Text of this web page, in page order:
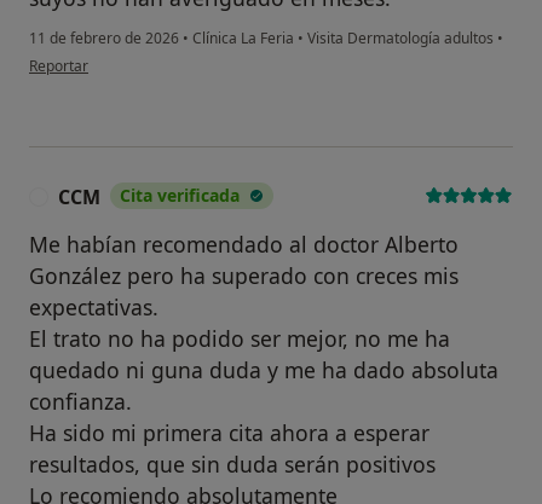
11 de febrero de 2026 • Clínica La Feria • Visita Dermatología adultos •
en opinión del usuario E. P
Reportar
CCM Cita verificada
Me habían recomendado al doctor Alberto
González pero ha superado con creces mis
expectativas.
El trato no ha podido ser mejor, no me ha
quedado ni guna duda y me ha dado absoluta
confianza.
Ha sido mi primera cita ahora a esperar
resultados, que sin duda serán positivos
Lo recomiendo absolutamente